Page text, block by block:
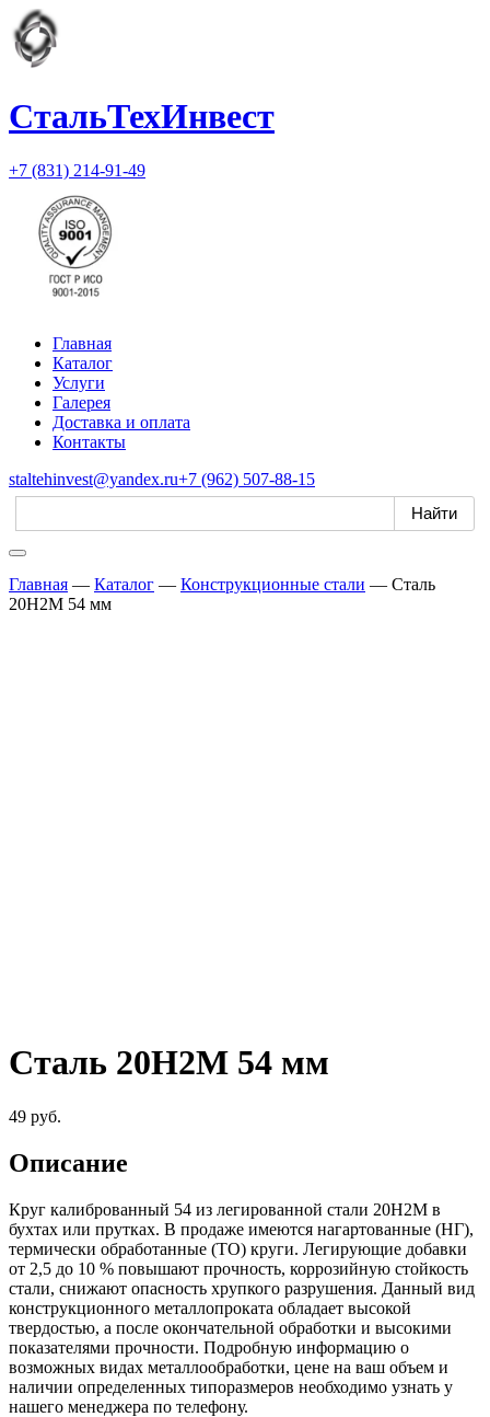
СтальТехИнвест
+7 (831) 214-91-49
Главная
Каталог
Услуги
Галерея
Доставка и оплата
Контакты
staltehinvest@yandex.ru+7 (962) 507-88-15
Главная — Каталог — Конструкционные стали — Сталь
20Н2М 54 мм
Сталь 20Н2М 54 мм
49 руб.
Описание
Круг калиброванный 54 из легированной стали 20Н2М в
бухтах или прутках. В продаже имеются нагартованные (НГ),
термически обработанные (ТО) круги. Легирующие добавки
от 2,5 до 10 % повышают прочность, коррозийную стойкость
стали, снижают опасность хрупкого разрушения. Данный вид
конструкционного металлопроката обладает высокой
твердостью, а после окончательной обработки и высокими
показателями прочности. Подробную информацию о
возможных видах металлообработки, цене на ваш объем и
наличии определенных типоразмеров необходимо узнать у
нашего менеджера по телефону.